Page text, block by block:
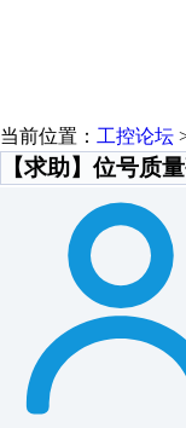
当前位置： 工控论坛
【求助】位号质